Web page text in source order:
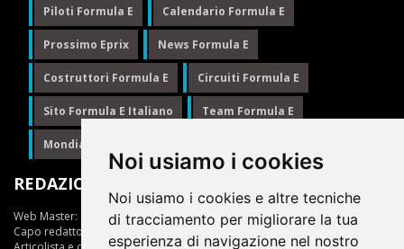
Noi usiamo i cookies
Noi usiamo i cookies e altre tecniche
di tracciamento per migliorare la tua
esperienza di navigazione nel nostro
Piloti Formula E Calendario Formula E
Prossimo Eprix News Formula E
Costruttori Formula E Circuiti Formula E
Sito Formula E Italiano Team Formula E
Mondiale Formula E
REDAZIONE
Web Master:
Ing.Daniele Muscarella
Capo redattore: